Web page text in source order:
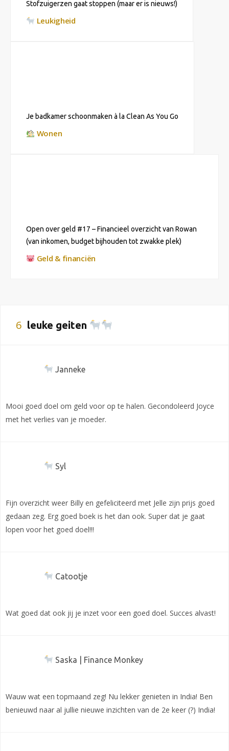
Stofzuigerzen gaat stoppen (maar er is nieuws!)
Leukigheid
Je badkamer schoonmaken à la Clean As You Go
Wonen
Open over geld #17 – Financieel overzicht van Rowan
(van inkomen, budget bijhouden tot zwakke plek)
Geld & financiën
6 leuke geiten
Janneke
Mooi goed doel om geld voor op te halen. Gecondoleerd Joyce
met het verlies van je moeder.
Syl
Fijn overzicht weer Billy en gefeliciteerd met Jelle zijn prijs goed
gedaan zeg. Erg goed boek is het dan ook. Super dat je gaat
lopen voor het goed doel!!!
Catootje
Wat goed dat ook jij je inzet voor een goed doel. Succes alvast!
Saska | Finance Monkey
Wauw wat een topmaand zeg! Nu lekker genieten in India! Ben
benieuwd naar al jullie nieuwe inzichten van de 2e keer (?) India!